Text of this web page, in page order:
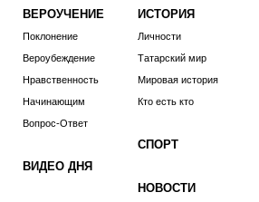
ВЕРОУЧЕНИЕ
Поклонение
Вероубеждение
Нравственность
Начинающим
Вопрос-Ответ
ВИДЕО ДНЯ
ИСТОРИЯ
Личности
Татарский мир
Мировая история
Кто есть кто
СПОРТ
НОВОСТИ